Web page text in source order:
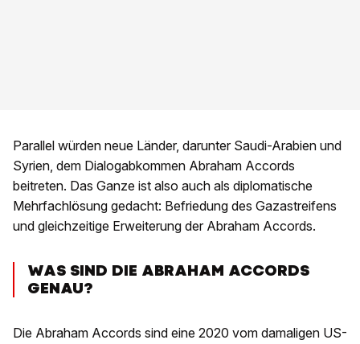
Parallel würden neue Länder, darunter Saudi-Arabien und
Syrien, dem Dialogabkommen Abraham Accords
beitreten. Das Ganze ist also auch als diplomatische
Mehrfachlösung gedacht: Befriedung des Gazastreifens
und gleichzeitige Erweiterung der Abraham Accords.
WAS SIND DIE ABRAHAM ACCORDS
GENAU?
Die Abraham Accords sind eine 2020 vom damaligen US-